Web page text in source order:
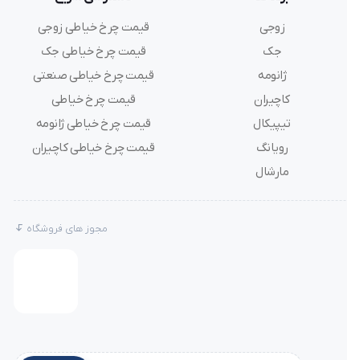
زوجی
جک
ژانومه
کاچیران
تیپیکال
رویانگ
مارشال
قیمت چرخ خیاطی زوجی
قیمت چرخ خیاطی جک
قیمت چرخ خیاطی صنعتی
قیمت چرخ خیاطی
قیمت چرخ خیاطی ژانومه
قیمت چرخ خیاطی کاچیران
مجوز های فروشگاه